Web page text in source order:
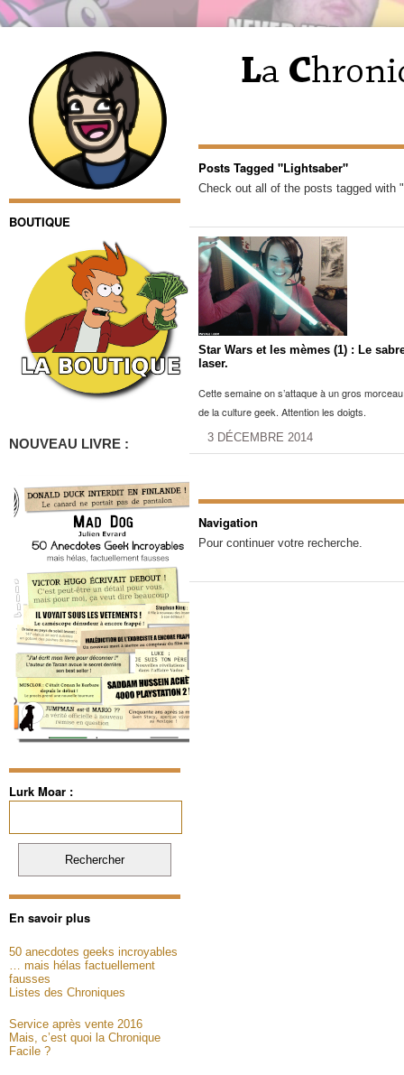
BOUTIQUE
NOUVEAU LIVRE :
Lurk Moar :
En savoir plus
50 anecdotes geeks incroyables
… mais hélas factuellement
fausses
Listes des Chroniques
Service après vente 2016
Mais, c’est quoi la Chronique
Facile ?
Posts Tagged "Lightsaber"
Check out all of the posts tagged with
Star Wars et les mèmes (1) : Le
laser.
Cette semaine on s’attaque à un gros morceau
de la culture geek. Attention les doigts.
3 DÉCEMBRE 2014
Navigation
Pour continuer votre recherche.